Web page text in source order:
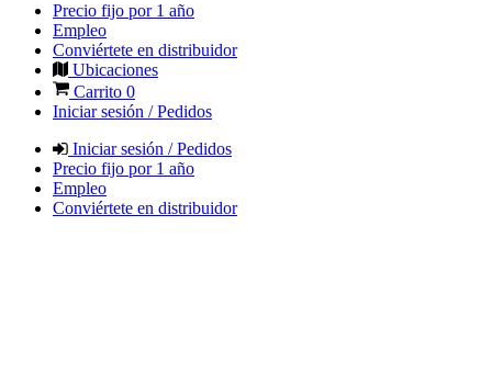
Precio fijo por 1 año
Empleo
Conviértete en distribuidor
Ubicaciones
Carrito 0
Iniciar sesión / Pedidos
Iniciar sesión / Pedidos
Precio fijo por 1 año
Empleo
Conviértete en distribuidor